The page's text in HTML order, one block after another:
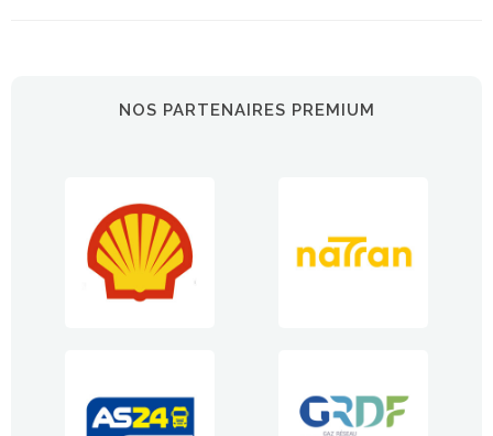
NOS PARTENAIRES PREMIUM